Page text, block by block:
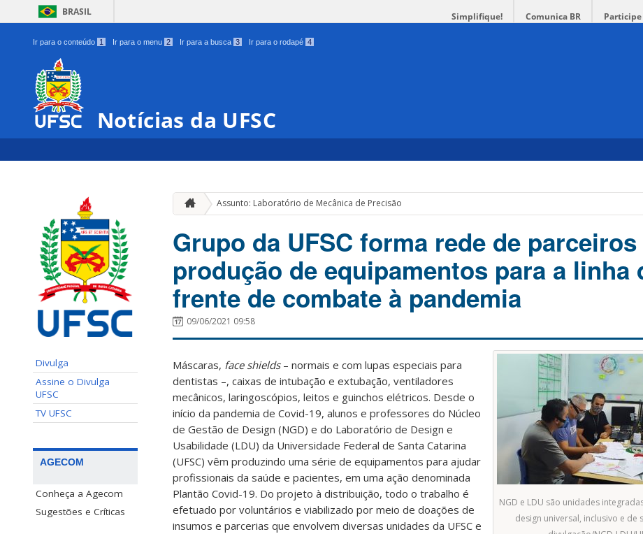
BRASIL Simplifique! Comunica BR Participe
Ir para o conteúdo 1 Ir para o menu 2 Ir para a busca 3 Ir para o rodapé 4
Notícias da UFSC
Divulga
Assine o Divulga
UFSC
TV UFSC
AGECOM
Conheça a Agecom
Sugestões e Críticas
Assunto: Laboratório de Mecânica de Precisão
Grupo da UFSC forma rede de
produção de equipamentos para a linha
frente de combate à pandemia
09/06/2021 09:58
NGD e LDU são unidades
design universal, inclusivo e de
Máscaras, face shields – normais e com lupas especiais para
dentistas –, caixas de intubação e extubação, ventiladores
mecânicos, laringoscópios, leitos e guinchos elétricos. Desde o
início da pandemia de Covid-19, alunos e professores do Núcleo
de Gestão de Design (NGD) e do Laboratório de Design e
Usabilidade (LDU) da Universidade Federal de Santa Catarina
(UFSC) vêm produzindo uma série de equipamentos para ajudar
profissionais da saúde e pacientes, em uma ação denominada
Plantão Covid-19. Do projeto à distribuição, todo o trabalho é
efetuado por voluntários e viabilizado por meio de doações de
insumos e parcerias que envolvem diversas unidades da UFSC e